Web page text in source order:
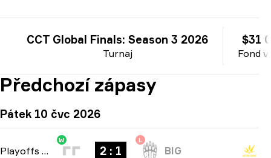
Turnaj
CCT Global Finals: Season 3 2026
Fond
$31
Předchozí zápasy
Pátek 10 čvc 2026
Playoffs bo3
W
2 : 1
L
BIG